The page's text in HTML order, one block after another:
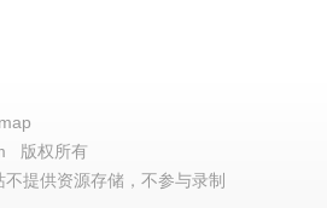
版权所有
提供资源存储，不参与录制